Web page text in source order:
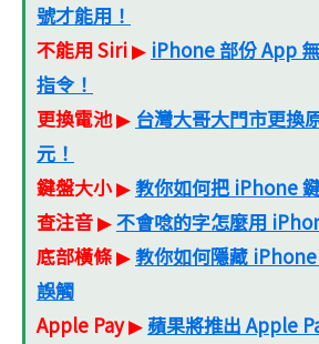
號才能用！
不能用 Siri▶ iPhone 部份 App
指令！
更換電池▶ 台灣大哥大門市更換
元！
鍵盤大小▶教你如何把 iPhone
查注音▶不會唸的字怎麼用
底部橫條▶教你如何隱藏
誤觸
Apple Pay▶蘋果將推出 Apple